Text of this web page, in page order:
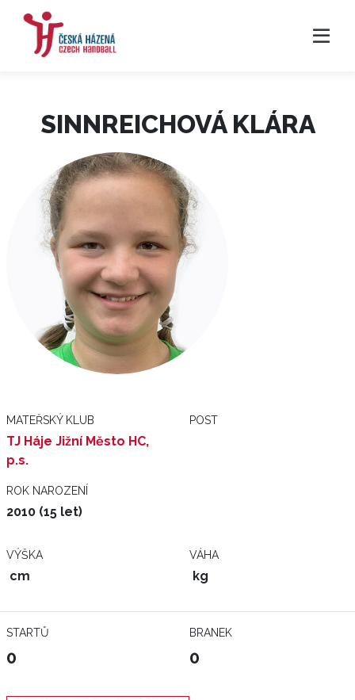
SINNREICHOVÁ KLÁRA
MATEŘSKÝ KLUB
TJ Háje Jižní Město HC,
p.s.
POST
ROK NAROZENÍ
2010 (15 let)
VÝŠKA
cm
VÁHA
kg
STARTŮ
0
BRANEK
0